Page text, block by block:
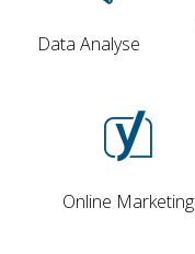
Data Analyse
Online Marketing